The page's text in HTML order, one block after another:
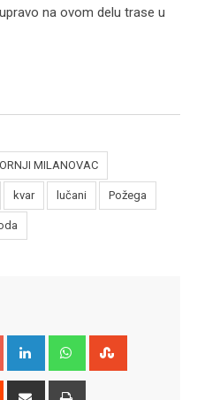
na ovom delu trase u
MILANOVAC
kvar lučani Požega
Google+ LinkedIn Whatsapp
Reddit
Share